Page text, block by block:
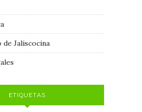
Jaliscocina
ETIQUETAS